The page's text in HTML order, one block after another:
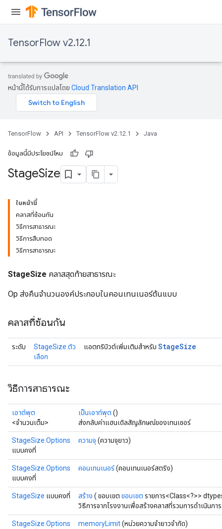
TensorFlow v2.12.1
หน้านี้ได้รับการแปลโดย Cloud Translation API
TensorFlow API TensorFlow v2.12.1 Java
ข้อมูลนี้มีประโยชน์ไหม
StageSize
ในหน้านี้
คลาสที่ซ้อนกัน
วิธีการสาธารณะ
วิธีการสืบทอด
วิธีการสาธารณะ
StageSize คลาสสุดท้ายสาธารณะ
Op ส่งคืนจำนวนองค์ประกอบในคอนเทนเนอร์ต้นแบบ
คลาสที่ซ้อนกัน
ระดับ
StageSize.ตัว
เลือก
แอตทริบิวต์เพิ่มเติมสำหรับ StageSize
วิธีการสาธารณะ
เอาต์พุต
<จำนวนเต็ม>
เป็นเอาท์พุต ()
ส่งกลับค่าแฮนเดิลสัญลักษณ์ของเทนเซอร์
StageSize.Options
แบบคงที่
ความจุ (ความจุยาว)
StageSize.Options
แบบคงที่
คอนเทนเนอร์(คอนเทนเนอร์สตริง)
StageSize แบบคงที่ สร้าง ( ขอบเขต ขอบเขต รายการ<Class<?>>
วิธีการจากโรงงานเพื่อสร้างคลาสที่รวมการดำเนินกา
StageSize.Options
memoryLimit(หน่วยความจำยาวจำกัด)